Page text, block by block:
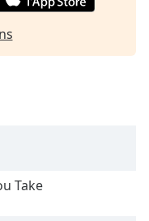
Take